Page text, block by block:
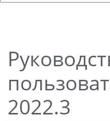
2022.3